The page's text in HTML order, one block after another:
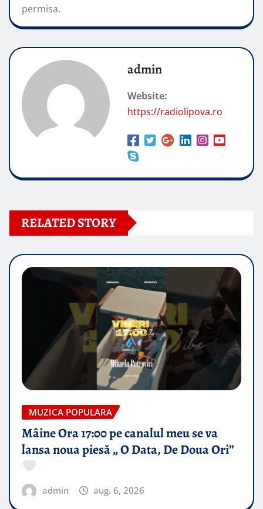
permisa.
admin
Website:
https://radiolipova.ro
RELATED STORY
MUZICA POPULARA
Mâine Ora 17:00 pe canalul meu se va
lansa noua piesă „ O Data, De Doua Ori”
admin aug. 6, 2026